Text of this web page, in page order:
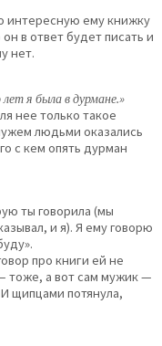
интересную ему книжку
в ответ будет писать и
нет.
я была в дурмане.»
нее только такое
людьми оказались
с кем опять дурман
ты говорила (мы
и я). Я ему говорю
про книги ей не
тоже, а вот сам мужик —
щипцами потянула,